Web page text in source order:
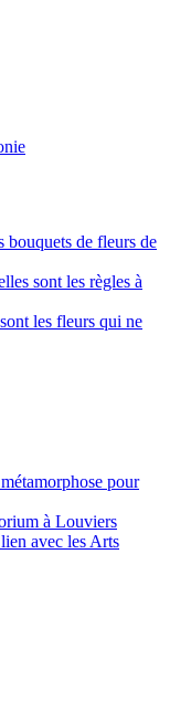
bouquets de fleurs de
sont les règles à
les fleurs qui ne
pour
à Louviers
avec les Arts